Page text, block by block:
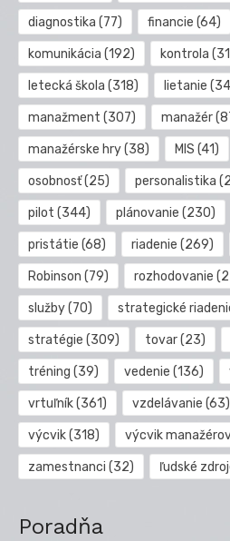
diagnostika (77) financie (64)
komunikácia (192) kontrola
letecká škola (318) lietanie
manažment (307) manažér
manažérske hry(38) MIS (41)
osobnosť(25) personalistika
pilot (344) plánovanie (230)
pristátie (68) riadenie (269)
Robinson (79) rozhodovanie
služby(70) strategické
stratégie (309) tovar(23)
tréning (39) vedenie (136)
vrtuľník(361) vzdelávanie (63)
výcvik(318) výcvik
zamestnanci (32) ľudské
Poradňa